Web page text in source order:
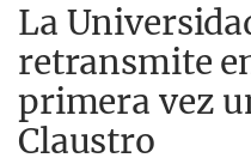
La
retransmite
primera vez
Claustro